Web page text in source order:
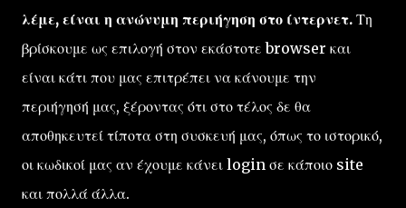
λέμε, είναι η ανώνυμη περιήγηση στο ίντερνετ. Τη
βρίσκουμε ως επιλογή στον εκάστοτε browser και
είναι κάτι που μας επιτρέπει να κάνουμε την
περιήγησή μας, ξέροντας ότι στο τέλος δε θα
αποθηκευτεί τίποτα στη συσκευή μας, όπως το ιστορικό,
οι κωδικοί μας αν έχουμε κάνει login σε κάποιο site
και πολλά άλλα.